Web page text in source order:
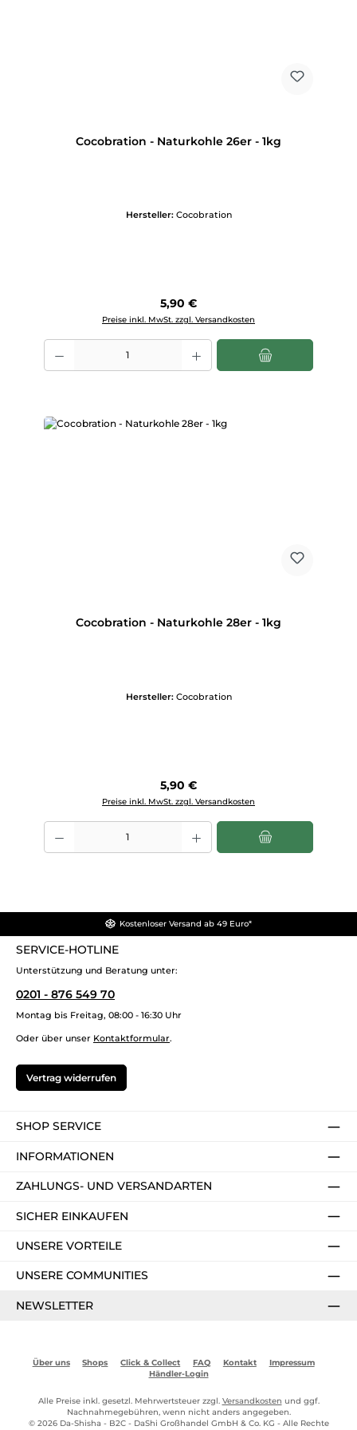
Cocobration - Naturkohle 26er - 1kg
Hersteller: Cocobration
Regulärer Preis:
5,90 €
Preise inkl. MwSt. zzgl. Versandkosten
Produkt Anzahl: Gib den gewünschten Wert ein oder benutze die
Cocobration - Naturkohle 28er - 1kg
Hersteller: Cocobration
Regulärer Preis:
5,90 €
Preise inkl. MwSt. zzgl. Versandkosten
Produkt Anzahl: Gib den gewünschten Wert ein oder benutze die
Kostenloser Versand ab 49 Euro*
SERVICE-HOTLINE
Unterstützung und Beratung unter:
0201 - 876 549 70
Montag bis Freitag, 08:00 - 16:30 Uhr
Oder über unser Kontaktformular.
Vertrag widerrufen
SHOP SERVICE
INFORMATIONEN
ZAHLUNGS- UND VERSANDARTEN
SICHER EINKAUFEN
UNSERE VORTEILE
UNSERE COMMUNITIES
NEWSLETTER
Über uns Shops Click & Collect FAQ Kontakt
Impressum
Händler-Login
Alle Preise inkl. gesetzl. Mehrwertsteuer zzgl. Versandkosten und ggf.
Nachnahmegebühren, wenn nicht anders angegeben.
© 2026 Da-Shisha - B2C - DaShi Großhandel GmbH & Co. KG - Alle Rechte